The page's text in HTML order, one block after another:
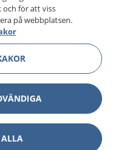
Visa
Visa
och för att viss
på webbplatsen.